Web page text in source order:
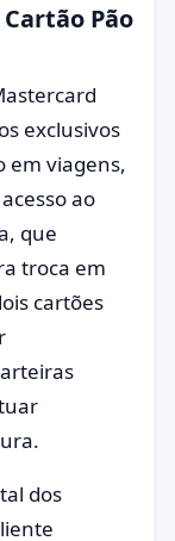
Pão
exclusivos
em viagens,
ao
que
troca em
cartões
dos